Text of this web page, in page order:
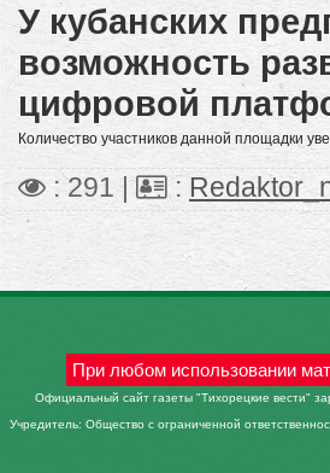
У кубанских
возможность
цифровой
Количество участников данной площадки
: 291 | :
При любом использовании
Официальный сайт газеты "Тихорецкие вести"
Учредитель: Общество с ограниченной